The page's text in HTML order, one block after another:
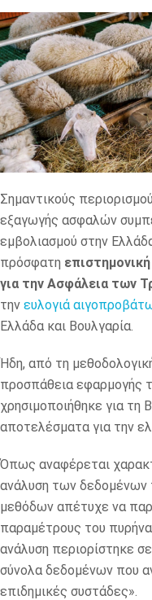
Σημαντικούς
εξαγωγής ασφαλών
εμβολιασμού στην
πρόσφατη
για την Ασφάλεια των
την ευλογιά
Ελλάδα και Βουλγαρία.
Ήδη, από τη
προσπάθεια εφαρμογής
χρησιμοποιήθηκε για τη
αποτελέσματα για την
Όπως αναφέρεται
ανάλυση των δεδομένων
μεθόδων απέτυχε να
παραμέτρους του
ανάλυση περιορίστηκε
σύνολα δεδομένων που
επιδημικές συστάδες».